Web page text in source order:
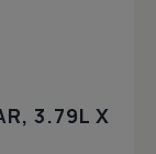
3.79L X